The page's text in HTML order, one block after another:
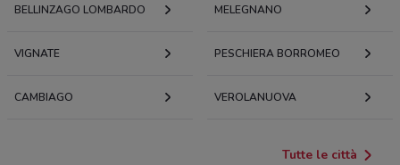
BELLINZAGO LOMBARDO MELEGNANO
VIGNATE PESCHIERA BORROMEO
CAMBIAGO VEROLANUOVA
Tutte le città